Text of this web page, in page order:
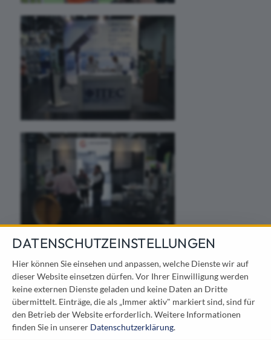
DATENSCHUTZEINSTELLUNGEN
Hier können Sie einsehen und anpassen, welche Dienste wir auf
dieser Website einsetzen dürfen. Vor Ihrer Einwilligung werden
keine externen Dienste geladen und keine Daten an Dritte
übermittelt. Einträge, die als „Immer aktiv" markiert sind, sind für
den Betrieb der Website erforderlich.Weitere Informationen
finden Sie in unserer Datenschutzerklärung.